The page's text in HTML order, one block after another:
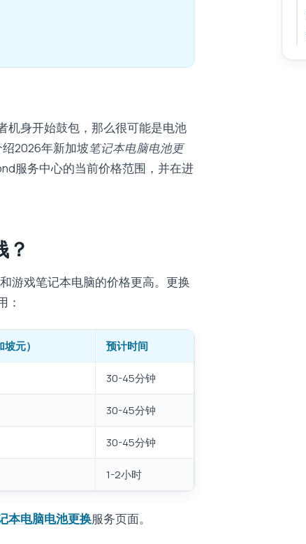
机身开始鼓包，那么很可能是电池
2026年新加坡笔记本电脑电池更
服务中心的当前价格范围，并在进
？
游戏笔记本电脑的价格更高。更换
：
元） 预计时间
30-45分钟
30-45分钟
30-45分钟
1-2小时
本电脑电池更换服务页面。